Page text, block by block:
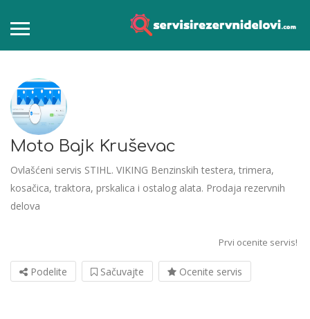
Moto Bajk Kruševac
Ovlašćeni servis STIHL. VIKING Benzinskih testera, trimera,
kosačica, traktora, prskalica i ostalog alata. Prodaja rezervnih
delova
Prvi ocenite servis!
Podelite Sačuvajte Ocenite servis